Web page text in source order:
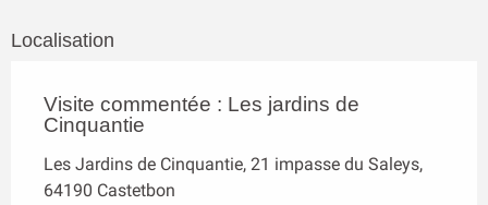
Localisation
Visite commentée : Les jardins de
Cinquantie
Les Jardins de Cinquantie, 21 impasse du Saleys,
64190 Castetbon